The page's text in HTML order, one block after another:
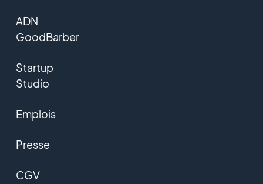
ADN
GoodBarber
Startup
Studio
Emplois
Presse
CGV